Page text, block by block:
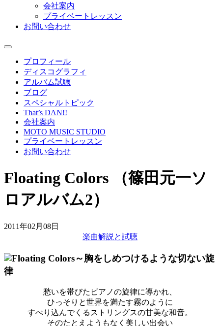
会社案内
プライベートレッスン
お問い合わせ
プロフィール
ディスコグラフィ
アルバム試聴
ブログ
スペシャルトピック
That’s DAN!!
会社案内
MOTO MUSIC STUDIO
プライベートレッスン
お問い合わせ
Floating Colors （篠田元一ソ
ロアルバム2）
2011年02月08日
楽曲解説と試聴
～胸をしめつけるような切ない旋
律
愁いを帯びたピアノの旋律に導かれ、
ひっそりと世界を満たす霧のように
すべり込んでくるストリングスの甘美な和音。
そのたとえようもなく美しい出会い